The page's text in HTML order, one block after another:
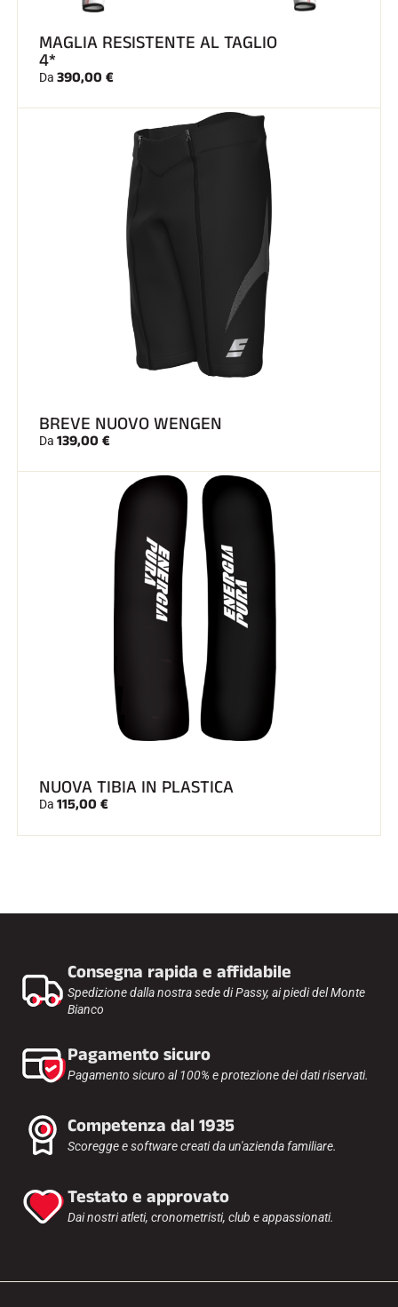
SCI SU TUTTI I TERRENI
SCI DI FONDO
MAGLIA RESISTENTE AL TAGLIO
4*
Da 390,00 €
BREVE NUOVO WENGEN
Da 139,00 €
NUOVA TIBIA IN PLASTICA
Da 115,00 €
Consegna rapida e affidabile
Spedizione dalla nostra sede di Passy, ai piedi del Monte
Bianco
Pagamento sicuro
Pagamento sicuro al 100% e protezione dei dati riservati.
Competenza dal 1935
Scoregge e software creati da un'azienda familiare.
Testato e approvato
Dai nostri atleti, cronometristi, club e appassionati.